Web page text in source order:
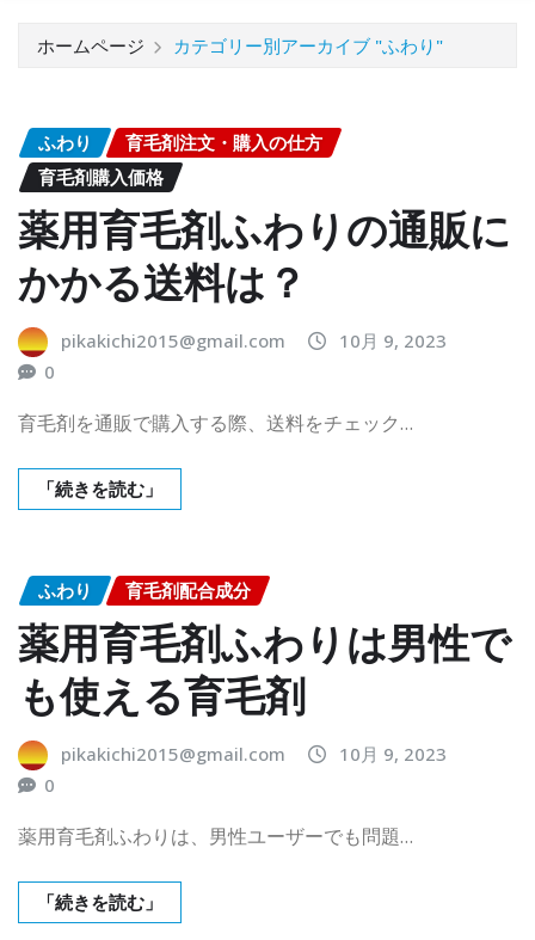
ホームページ カテゴリー別アーカイブ "ふわり"
ふわり
育毛剤注文・購入の仕方
育毛剤購入価格
薬用育毛剤ふわりの通販に
かかる送料は？
pikakichi2015@gmail.com
10月 9, 2023
0
育毛剤を通販で購入する際、送料をチェック…
「続きを読む」
ふわり 育毛剤配合成分
薬用育毛剤ふわりは男性で
も使える育毛剤
pikakichi2015@gmail.com
10月 9, 2023
0
薬用育毛剤ふわりは、男性ユーザーでも問題…
「続きを読む」